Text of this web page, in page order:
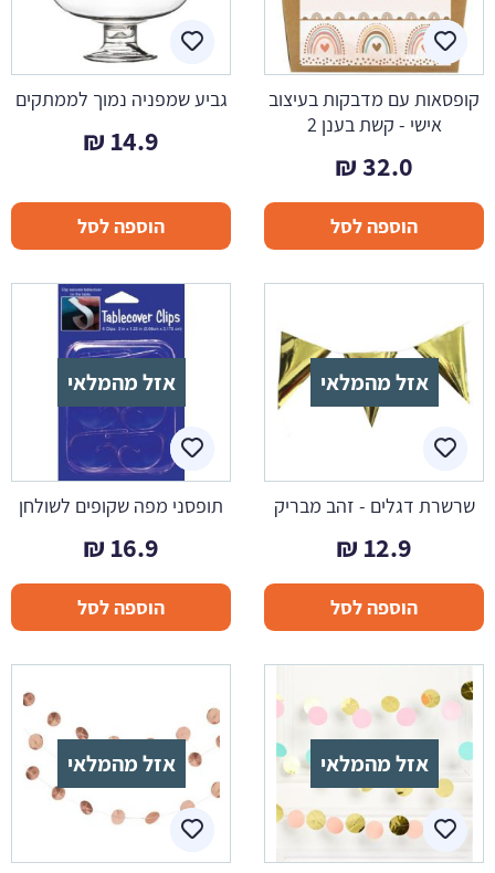
קופסאות עם מדבקות בעיצוב
אישי - קשת בענן 2
32.0
₪
הוספה לסל
גביע שמפניה נמוך לממתקים
14.9
₪
הוספה לסל
אזל מהמלאי
שרשרת דגלים - זהב מבריק
12.9
₪
הוספה לסל
אזל מהמלאי
תופסני מפה שקופים לשולחן
16.9
₪
הוספה לסל
אזל מהמלאי אזל מהמלאי